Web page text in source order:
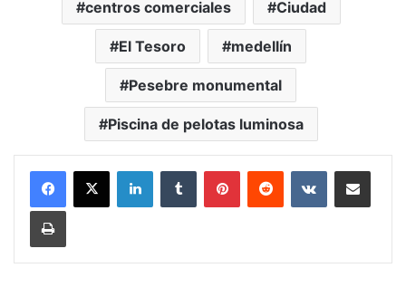
centros comerciales Ciudad
El Tesoro medellín
Pesebre monumental
Piscina de pelotas luminosa
LinkedInTumblr PinterestReddit VKontakteCompartir vía Mail
Print